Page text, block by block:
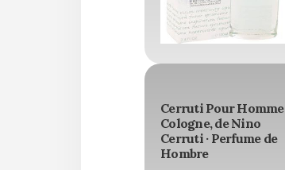
Cerruti Pour Homme
Cologne, de Nino
Cerruti · Perfume de
Hombre